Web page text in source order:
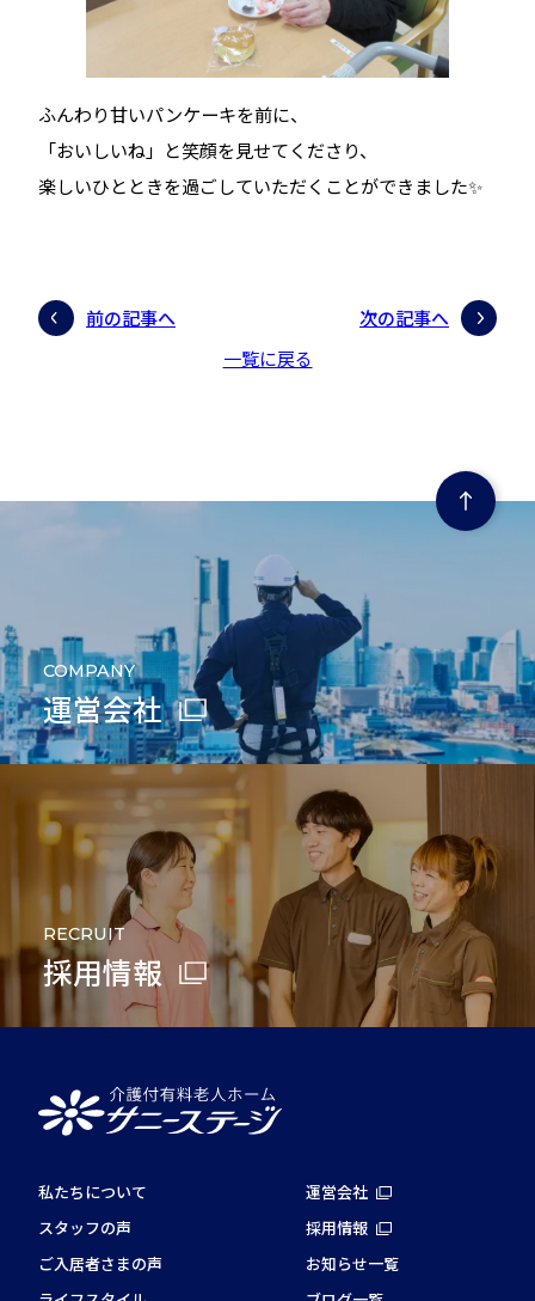
ふんわり甘いパンケーキを前に、
「おいしいね」と笑顔を見せてくださり、
楽しいひとときを過ごしていただくことができました✨
前の記事へ
一覧に戻る
次の記事へ
ページの先頭にもどる
COMPANY
運営会社
RECRUIT
採用情報
私たちについて
スタッフの声
ご入居者さまの声
運営会社
採用情報
お知らせ一覧